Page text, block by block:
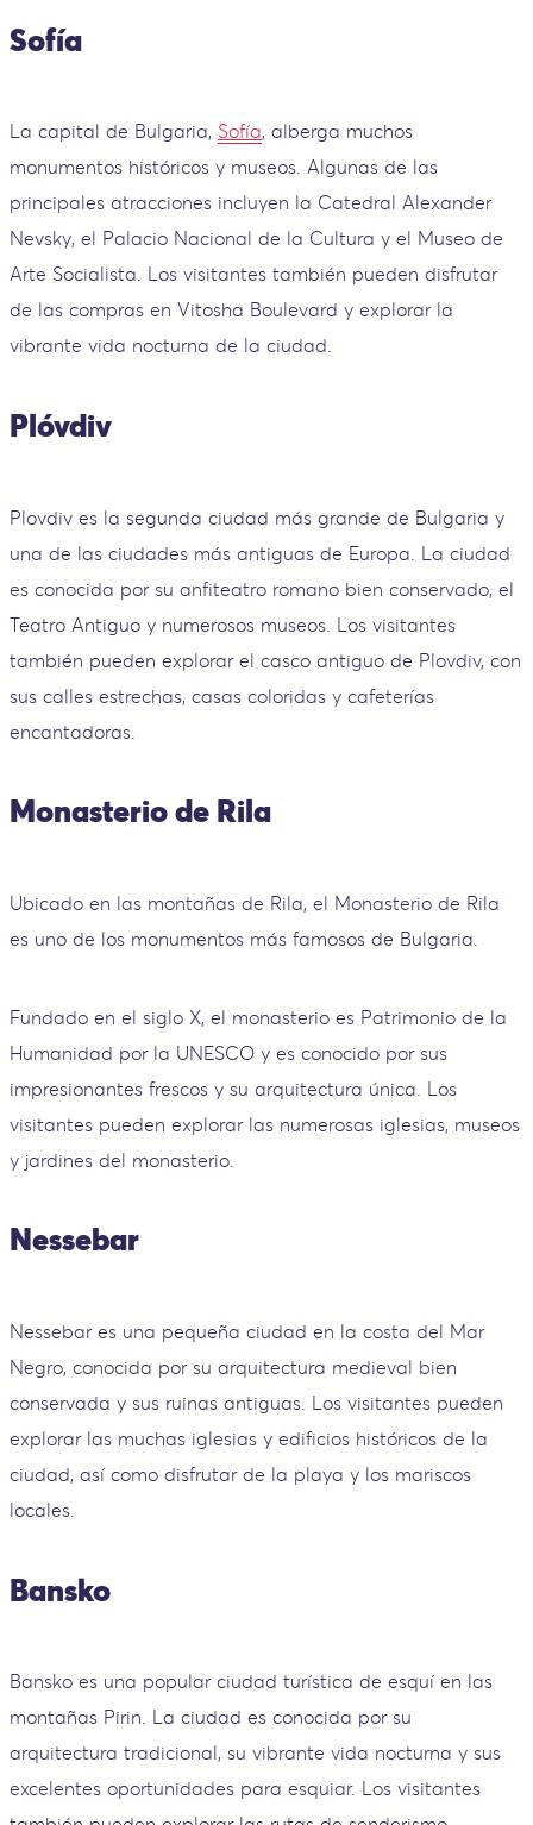
Sofía
La capital de Bulgaria, Sofía, alberga muchos
monumentos históricos y museos. Algunas de las
principales atracciones incluyen la Catedral Alexander
Nevsky, el Palacio Nacional de la Cultura y el Museo de
Arte Socialista. Los visitantes también pueden disfrutar
de las compras en Vitosha Boulevard y explorar la
vibrante vida nocturna de la ciudad.
Plóvdiv
Plovdiv es la segunda ciudad más grande de Bulgaria y
una de las ciudades más antiguas de Europa. La ciudad
es conocida por su anfiteatro romano bien conservado, el
Teatro Antiguo y numerosos museos. Los visitantes
también pueden explorar el casco antiguo de Plovdiv, con
sus calles estrechas, casas coloridas y cafeterías
encantadoras.
Monasterio de Rila
Ubicado en las montañas de Rila, el Monasterio de Rila
es uno de los monumentos más famosos de Bulgaria.
Fundado en el siglo X, el monasterio es Patrimonio de la
Humanidad por la UNESCO y es conocido por sus
impresionantes frescos y su arquitectura única. Los
visitantes pueden explorar las numerosas iglesias, museos
y jardines del monasterio.
Nessebar
Nessebar es una pequeña ciudad en la costa del Mar
Negro, conocida por su arquitectura medieval bien
conservada y sus ruinas antiguas. Los visitantes pueden
explorar las muchas iglesias y edificios históricos de la
ciudad, así como disfrutar de la playa y los mariscos
locales.
Bansko
Bansko es una popular ciudad turística de esquí en las
montañas Pirin. La ciudad es conocida por su
arquitectura tradicional, su vibrante vida nocturna y sus
excelentes oportunidades para esquiar. Los visitantes